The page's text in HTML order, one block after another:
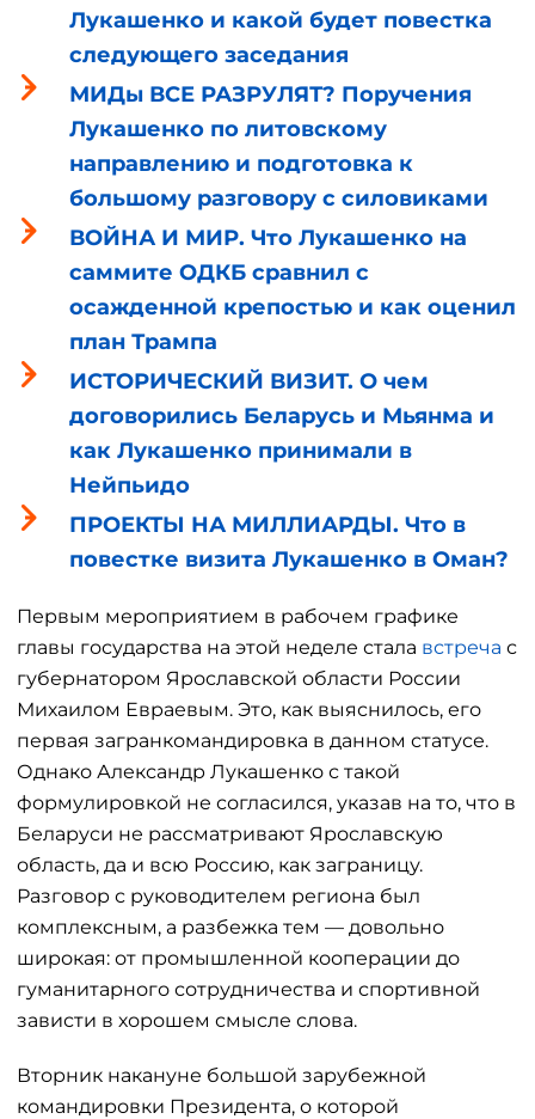
Лукашенко и какой будет повестка
следующего заседания
МИДы ВСЕ РАЗРУЛЯТ? Поручения
Лукашенко по литовскому
направлению и подготовка к
большому разговору с силовиками
ВОЙНА И МИР. Что Лукашенко на
саммите ОДКБ сравнил с
осажденной крепостью и как оценил
план Трампа
ИСТОРИЧЕСКИЙ ВИЗИТ. О чем
договорились Беларусь и Мьянма и
как Лукашенко принимали в
Нейпьидо
ПРОЕКТЫ НА МИЛЛИАРДЫ. Что в
повестке визита Лукашенко в Оман?
Первым мероприятием в рабочем графике
главы государства на этой неделе стала встреча с
губернатором Ярославской области России
Михаилом Евраевым. Это, как выяснилось, его
первая загранкомандировка в данном статусе.
Однако Александр Лукашенко с такой
формулировкой не согласился, указав на то, что в
Беларуси не рассматривают Ярославскую
область, да и всю Россию, как заграницу.
Разговор с руководителем региона был
комплексным, а разбежка тем — довольно
широкая: от промышленной кооперации до
гуманитарного сотрудничества и спортивной
зависти в хорошем смысле слова.
Вторник накануне большой зарубежной
командировки Президента, о которой